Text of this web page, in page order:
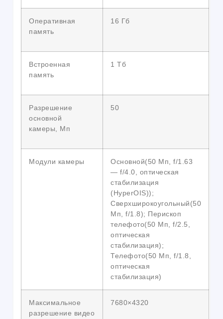
Оперативная
память
16 Гб
Встроенная
память
1 Тб
Разрешение
основной
камеры, Мп
50
Модули камеры
Основной(50 Мп, f/1.63
— f/4.0, оптическая
стабилизация
(HyperOIS));
Сверхширокоугольный(50
Мп, f/1.8); Перископ
телефото(50 Мп, f/2.5,
оптическая
стабилизация);
Телефото(50 Мп, f/1.8,
оптическая
стабилизация)
Максимальное
разрешение видео
7680×4320